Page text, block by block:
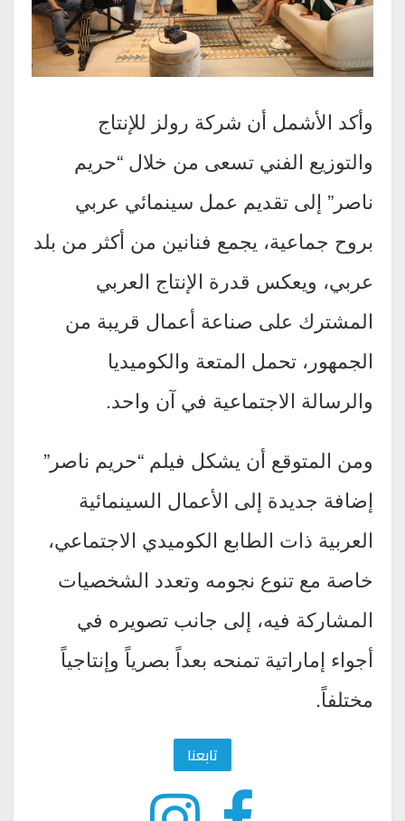
وأكد الأشمل أن شركة رولز للإنتاج
والتوزيع الفني تسعى من خلال “حريم
ناصر” إلى تقديم عمل سينمائي عربي
بروح جماعية، يجمع فنانين من أكثر من بلد
عربي، ويعكس قدرة الإنتاج العربي
المشترك على صناعة أعمال قريبة من
الجمهور، تحمل المتعة والكوميديا
والرسالة الاجتماعية في آن واحد.
ومن المتوقع أن يشكل فيلم “حريم ناصر”
إضافة جديدة إلى الأعمال السينمائية
العربية ذات الطابع الكوميدي الاجتماعي،
خاصة مع تنوع نجومه وتعدد الشخصيات
المشاركة فيه، إلى جانب تصويره في
أجواء إماراتية تمنحه بعداً بصرياً وإنتاجياً
مختلفاً.
تابعنا